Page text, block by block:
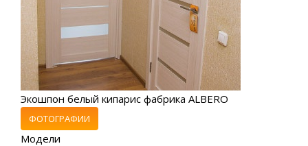
Экошпон белый кипарис фабрика ALBERO
ФОТОГРАФИИ
Модели